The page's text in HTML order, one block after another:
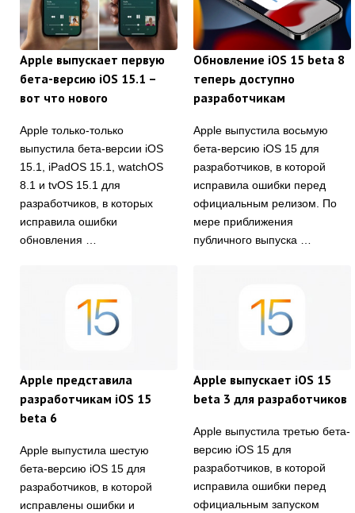
Apple выпускает первую
бета-версию iOS 15.1 –
вот что нового
Apple только-только
выпустила бета-версии iOS
15.1, iPadOS 15.1, watchOS
8.1 и tvOS 15.1 для
разработчиков, в которых
исправила ошибки
обновления …
Обновление iOS 15 beta 8
теперь доступно
разработчикам
Apple выпустила восьмую
бета-версию iOS 15 для
разработчиков, в которой
исправила ошибки перед
официальным релизом. По
мере приближения
публичного выпуска …
Apple представила
разработчикам iOS 15
beta 6
Apple выпустила шестую
бета-версию iOS 15 для
разработчиков, в которой
исправлены ошибки и
Apple выпускает iOS 15
beta 3 для разработчиков
Apple выпустила третью бета-
версию iOS 15 для
разработчиков, в которой
исправила ошибки перед
официальным запуском